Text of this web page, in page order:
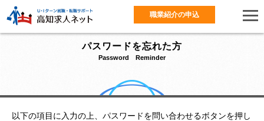
職業紹介の申込
パスワードを忘れた方
Password Reminder
以下の項目に入力の上、パスワードを問い合わせるボタンを押し